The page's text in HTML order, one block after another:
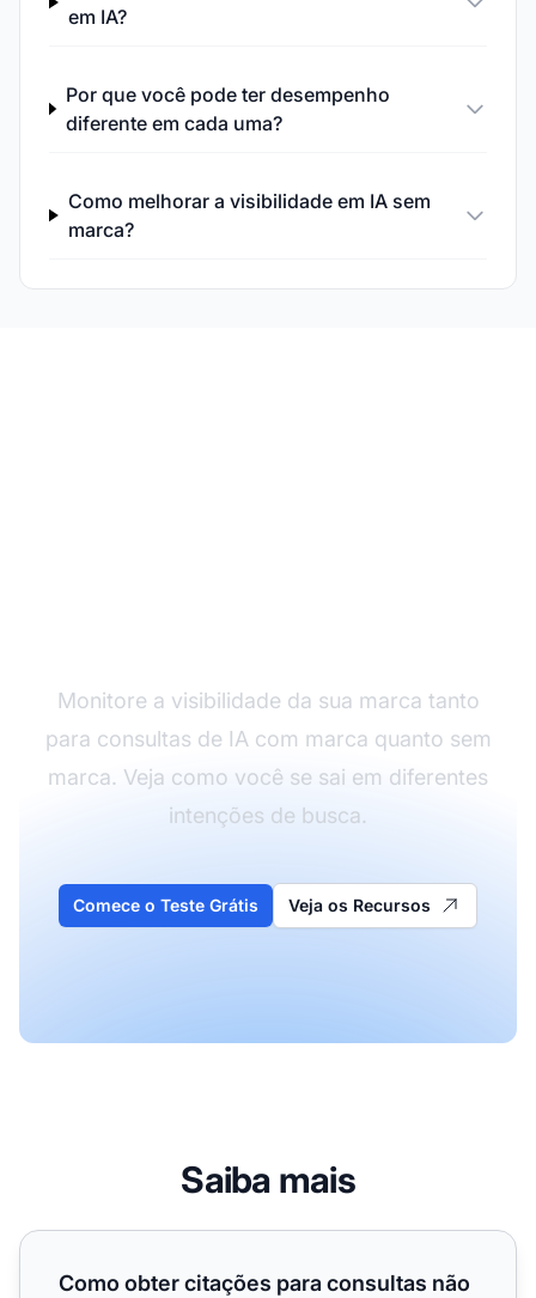
em IA?
Por que você pode ter desempenho
diferente em cada uma?
Como melhorar a visibilidade em IA sem
marca?
Monitore a visibilidade da sua marca tanto
para consultas de IA com marca quanto sem
marca. Veja como você se sai em diferentes
intenções de busca.
Comece o Teste Grátis Veja os Recursos
Saiba mais
Como obter citações para consultas não relacionadas à
Como obter citações para consultas não